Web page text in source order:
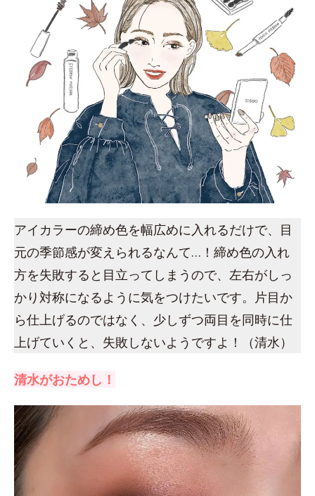
アイカラーの締め色を幅広めに入れるだけで、目
元の季節感が変えられるなんて…！締め色の入れ
方を失敗すると目立ってしまうので、左右がしっ
かり対称になるように気をつけたいです。片目か
ら仕上げるのではなく、少しずつ両目を同時に仕
上げていくと、失敗しないようですよ！（清水）
清水がおためし！